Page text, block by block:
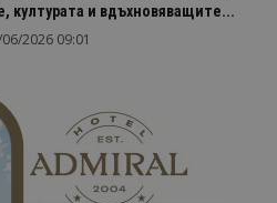
културата и вдъхновяващите...
2026 09:01